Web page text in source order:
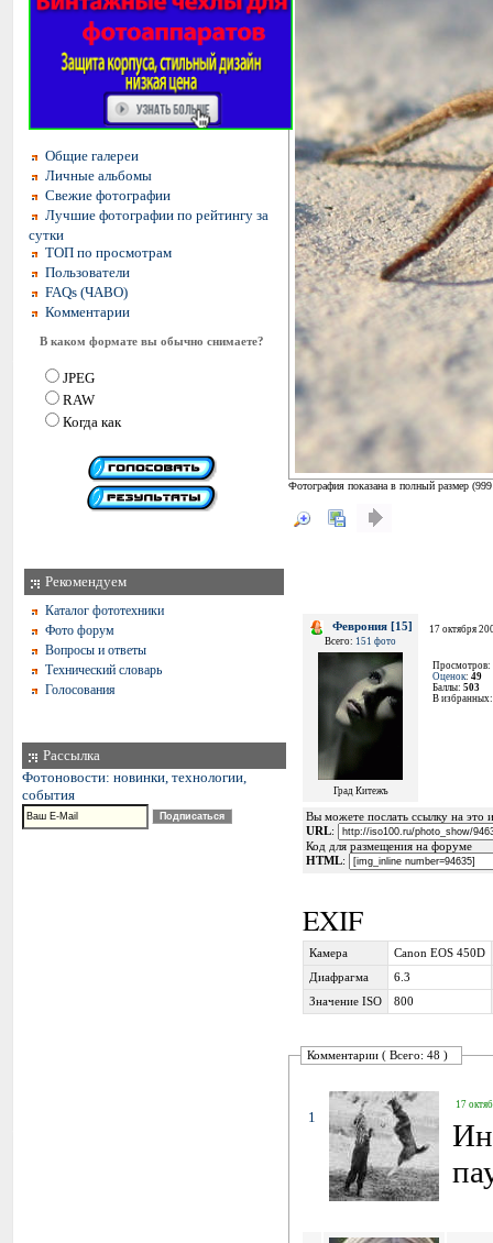
Общие галереи
Личные альбомы
Свежие фотографии
Лучшие фотографии по рейтингу за
сутки
ТОП по просмотрам
Пользователи
FAQs (ЧАВО)
Комментарии
В каком формате вы обычно снимаете?
JPEG
RAW
Когда как
Рекомендуем
Каталог фототехники
Фото форум
Вопросы и ответы
Технический словарь
Голосования
Рассылка
Фотоновости: новинки, технологии,
события
Фотография показана в полный размер (
Феврония [15]
Всего: 151 фото
Град Китежъ
17 октября
Просмотров:
Оценок: 49
Баллы: 503
В
Вы можете послать ссылку на это
URL:
Код для размещения на форуме
HTML:
EXIF
Камера
Canon EOS 450D
Диафрагма
6.3
Значение ISO
800
Комментарии ( Всего: 48 )
1
17